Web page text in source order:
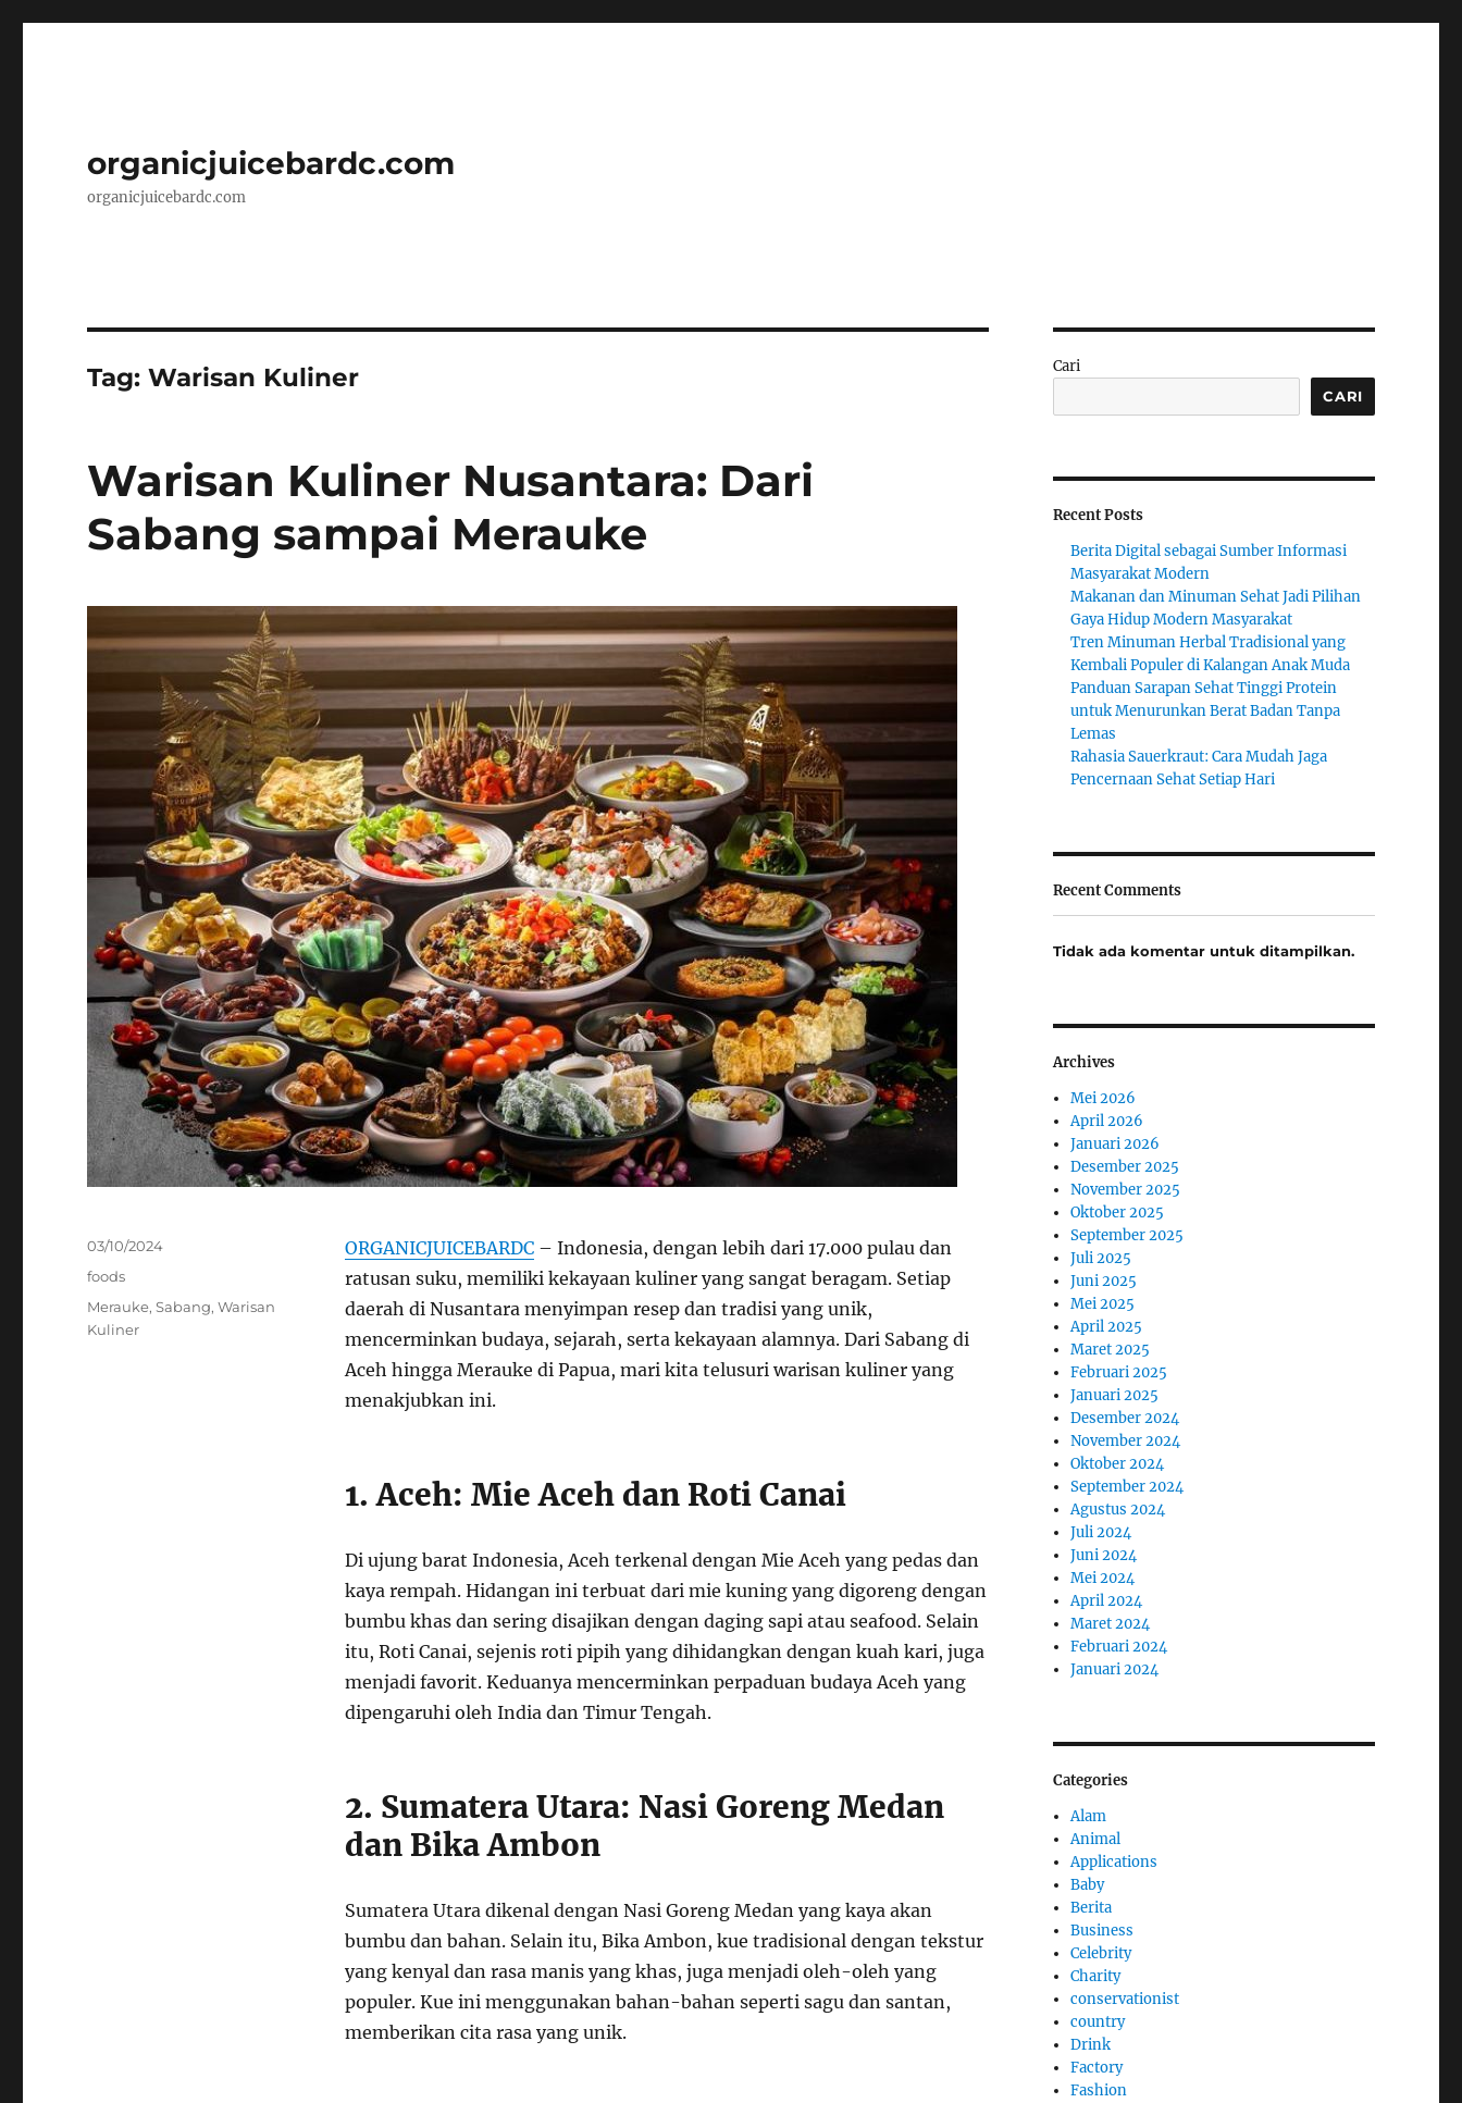
organicjuicebardc.com
organicjuicebardc.com
Tag:Warisan Kuliner
Warisan Kuliner Nusantara: Dari
Sabang sampai Merauke
ORGANICJUICEBARDC– Indonesia, dengan lebih dari 17.000 pulau dan
ratusan suku, memiliki kekayaan kuliner yang sangat beragam. Setiap
daerah di Nusantara menyimpan resep dan tradisi yang unik,
mencerminkan budaya, sejarah, serta kekayaan alamnya. Dari Sabang di
Aceh hingga Merauke di Papua, mari kita telusuri warisan kuliner yang
menakjubkan ini.
1. Aceh: Mie Aceh dan Roti Canai
Di ujung barat Indonesia, Aceh terkenal dengan Mie Aceh yang pedas dan
kaya rempah. Hidangan ini terbuat dari mie kuning yang digoreng dengan
bumbu khas dan sering disajikan dengan daging sapi atau seafood. Selain
itu, Roti Canai, sejenis roti pipih yang dihidangkan dengan kuah kari, juga
menjadi favorit. Keduanya mencerminkan perpaduan budaya Aceh yang
dipengaruhi oleh India dan Timur Tengah.
2. Sumatera Utara: Nasi Goreng Medan
dan Bika Ambon
Sumatera Utara dikenal dengan Nasi Goreng Medan yang kaya akan
bumbu dan bahan. Selain itu, Bika Ambon, kue tradisional dengan tekstur
yang kenyal dan rasa manis yang khas, juga menjadi oleh-oleh yang
populer. Kue ini menggunakan bahan-bahan seperti sagu dan santan,
memberikan cita rasa yang unik.
Posted
on
03/10/2024
Categories
foods
Tags
Merauke,Sabang,Warisan
Kuliner
Cari
CARI
Recent Posts
Berita Digital sebagai Sumber Informasi
Masyarakat Modern
Makanan dan Minuman Sehat Jadi Pilihan
Gaya Hidup Modern Masyarakat
Tren Minuman Herbal Tradisional yang
Kembali Populer di Kalangan Anak Muda
Panduan Sarapan Sehat Tinggi Protein
untuk Menurunkan Berat Badan Tanpa
Lemas
Rahasia Sauerkraut: Cara Mudah Jaga
Pencernaan Sehat Setiap Hari
Recent Comments
Tidak ada komentar untuk ditampilkan.
Archives
Mei 2026
April 2026
Januari 2026
Desember 2025
November 2025
Oktober 2025
September 2025
Juli 2025
Juni 2025
Mei 2025
April 2025
Maret 2025
Februari 2025
Januari 2025
Desember 2024
November 2024
Oktober 2024
September 2024
Agustus 2024
Juli 2024
Juni 2024
Mei 2024
April 2024
Maret 2024
Februari 2024
Januari 2024
Categories
Alam
Animal
Applications
Baby
Berita
Business
Celebrity
Charity
conservationist
country
Drink
Factory
Fashion